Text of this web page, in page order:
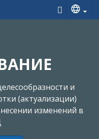
и
(актуализации)
изменений в